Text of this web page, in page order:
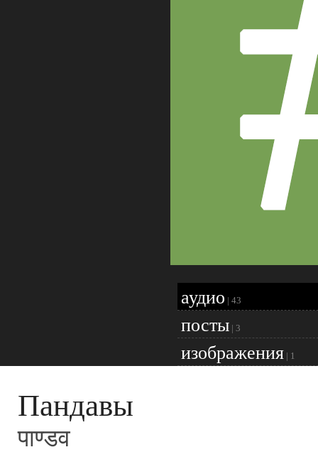
аудио | 43
посты | 3
изображения | 1
Пандавы
पाण्डव